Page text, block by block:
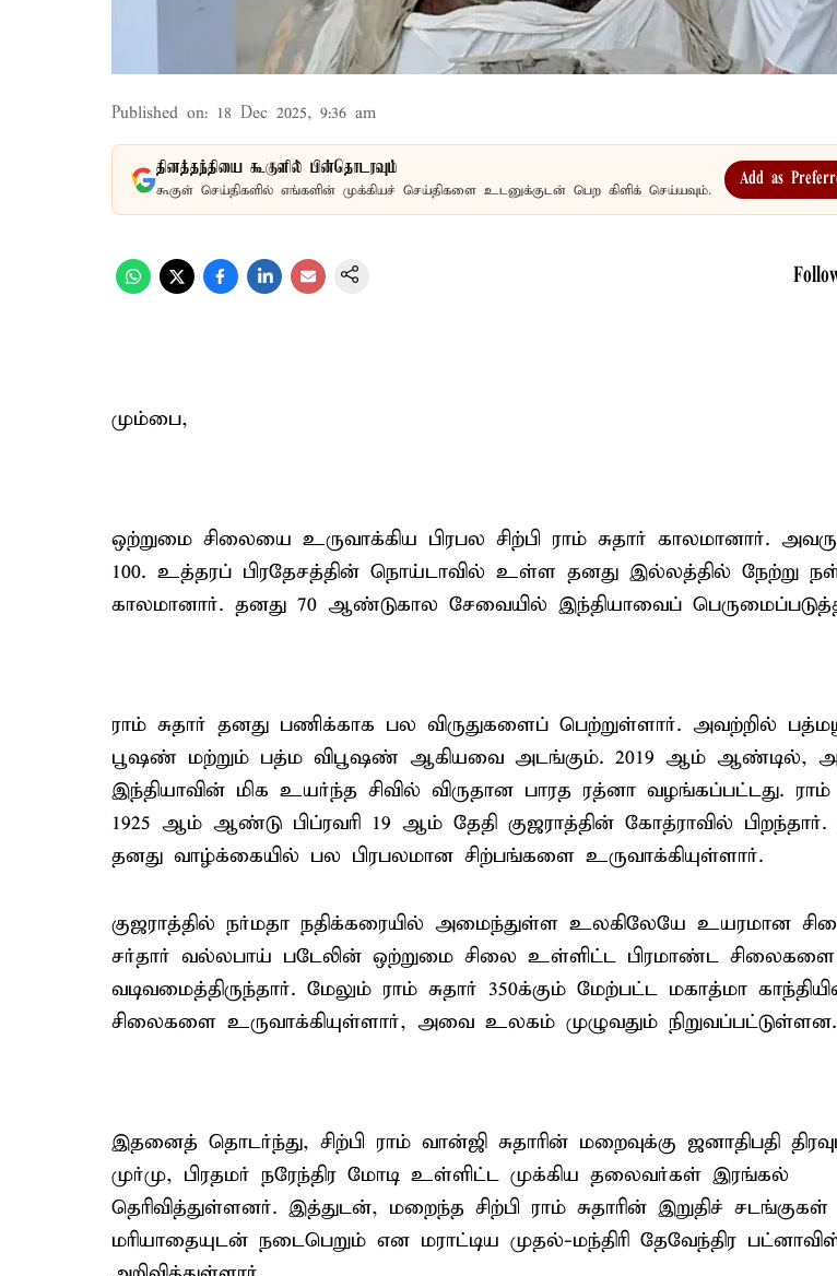
Published on: 18 Dec 2025, 9:36 am
தினத்தந்தியை கூகுளில் பின்தொடரவும்
கூகுள் செய்திகளில் எங்களின் முக்கியச் செய்திகளை உடனுக்குடன் பெற கிளிக் செய்யவும்.
Add as
மும்பை,
ஒற்றுமை சிலையை உருவாக்கிய பிரபல சிற்பி ராம் சுதார் காலமானார்.
100. உத்தரப் பிரதேசத்தின் நொய்டாவில் உள்ள தனது இல்லத்தில் நேற்று
காலமானார். தனது 70 ஆண்டுகால சேவையில் இந்தியாவைப்
ராம் சுதார் தனது பணிக்காக பல விருதுகளைப் பெற்றுள்ளார். அவற்றில்
பூஷண் மற்றும் பத்ம விபூஷண் ஆகியவை அடங்கும். 2019 ஆம் ஆண்டில்,
இந்தியாவின் மிக உயர்ந்த சிவில் விருதான பாரத ரத்னா வழங்கப்பட்டது. ராம்
1925 ஆம் ஆண்டு பிப்ரவரி 19 ஆம் தேதி குஜராத்தின் கோத்ராவில்
தனது வாழ்க்கையில் பல பிரபலமான சிற்பங்களை உருவாக்கியுள்ளார்.
குஜராத்தில் நர்மதா நதிக்கரையில் அமைந்துள்ள உலகிலேயே உயரமான
சர்தார் வல்லபாய் படேலின் ஒற்றுமை சிலை உள்ளிட்ட பிரமாண்ட சிலைகளை
வடிவமைத்திருந்தார். மேலும் ராம் சுதார் 350க்கும் மேற்பட்ட மகாத்மா
சிலைகளை உருவாக்கியுள்ளார், அவை உலகம் முழுவதும் நிறுவப்பட்டுள்ளன.
இதனைத் தொடர்ந்து, சிற்பி ராம் வான்ஜி சுதாரின் மறைவுக்கு ஜனாதிபதி
முர்மு, பிரதமர் நரேந்திர மோடி உள்ளிட்ட முக்கிய தலைவர்கள் இரங்கல்
தெரிவித்துள்ளனர். இத்துடன், மறைந்த சிற்பி ராம் சுதாரின் இறுதிச் சடங்குகள்
மரியாதையுடன் நடைபெறும் என மராட்டிய முதல்-மந்திரி தேவேந்திர